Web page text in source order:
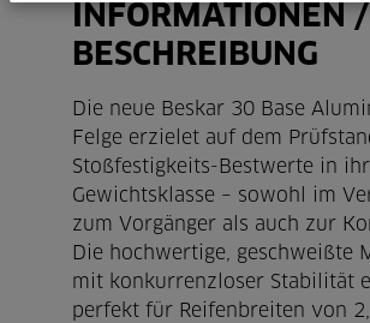
INFORMATIONEN /
BESCHREIBUNG
Die neue Beskar 30 Base
Felge erzielet auf dem
Stoßfestigkeits-Bestwerte in
Gewichtsklasse – sowohl im
zum Vorgänger als auch zur
Die hochwertige, geschweißte
mit konkurrenzloser Stabilität
perfekt für Reifenbreiten von